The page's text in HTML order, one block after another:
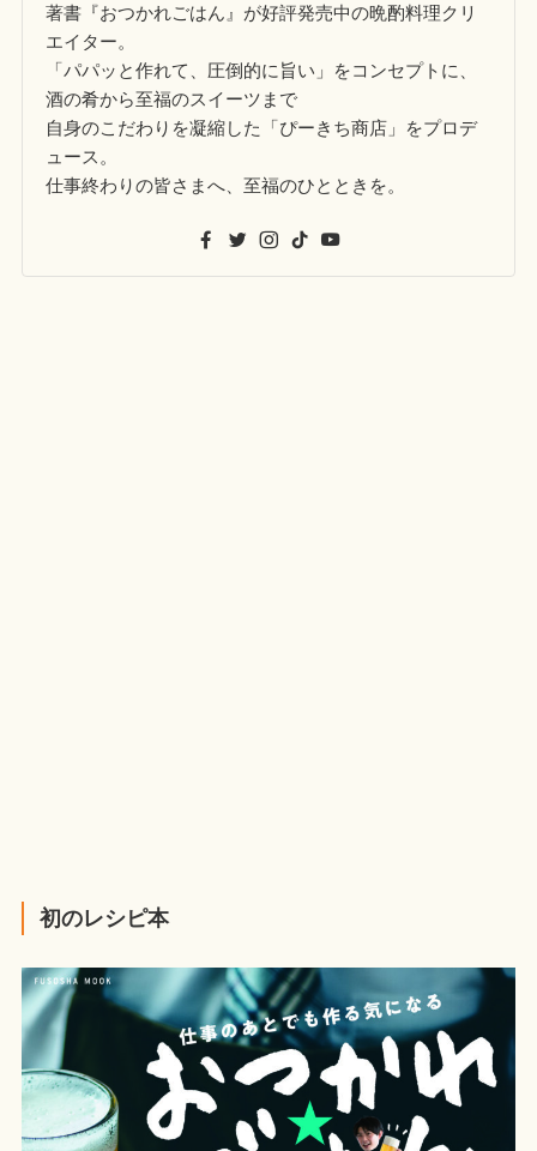
著書『おつかれごはん』が好評発売中の晩酌料理クリ
エイター。
「パパッと作れて、圧倒的に旨い」をコンセプトに、
酒の肴から至福のスイーツまで
自身のこだわりを凝縮した「ぴーきち商店」をプロデ
ュース。
仕事終わりの皆さまへ、至福のひとときを。
初のレシピ本